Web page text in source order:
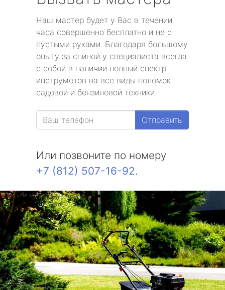
Наш мастер будет у Вас в течении
часа совершенно бесплатно и не с
пустыми руками. Благодаря большому
опыту за спиной у специалиста всегда
с собой в наличии полный спектр
инструметов на все виды поломок
садовой и бензиновой техники.
Отправить
Или позвоните по номеру
+7 (812) 507-16-92.